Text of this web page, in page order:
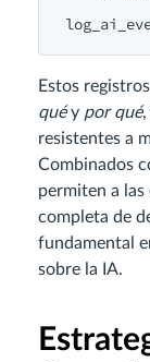
Estos
quéy por qué,
resistentes a
Combinados
permiten a
completa de
fundamental
sobre la IA.